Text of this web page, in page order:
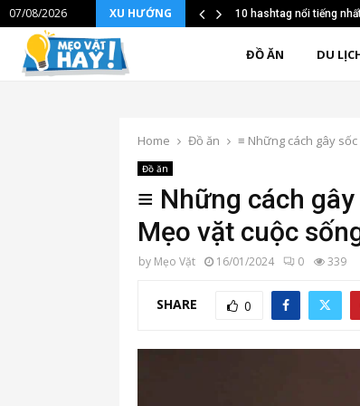
07/08/2026 XU HƯỚNG 10 hashtag nổi tiếng
ĐỒ ĂN DU
Home Đồ ăn ≡ Những cách gây
Đồ ăn
≡ Những cách
Mẹo vặt cuộc
by Mẹo Vặt 16/01/2024 0 339
SHARE 0